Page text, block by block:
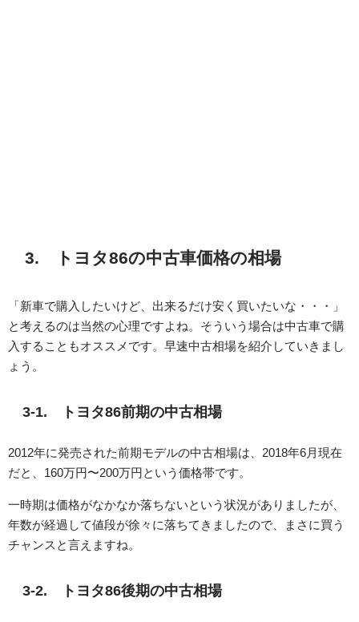
3. トヨタ86の中古車価格の相場
「新車で購入したいけど、出来るだけ安く買いたいな・・・」
と考えるのは当然の心理ですよね。そういう場合は中古車で購
入することもオススメです。早速中古相場を紹介していきまし
ょう。
3-1. トヨタ86前期の中古相場
2012年に発売された前期モデルの中古相場は、2018年6月現在
だと、160万円〜200万円という価格帯です。
一時期は価格がなかなか落ちないという状況がありましたが、
年数が経過して値段が徐々に落ちてきましたので、まさに買う
チャンスと言えますね。
3-2. トヨタ86後期の中古相場